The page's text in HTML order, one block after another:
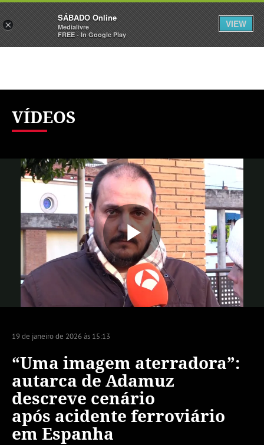
Sábado Assine Iniciar Sessão
VÍDEOS
19 de janeiro de 2026 às 15:13
“Uma imagem aterradora”:
autarca de Adamuz
descreve cenário
após acidente ferroviário
em Espanha
×
SÁBADO Online
Medialivre
FREE - In Google Play
VIEW